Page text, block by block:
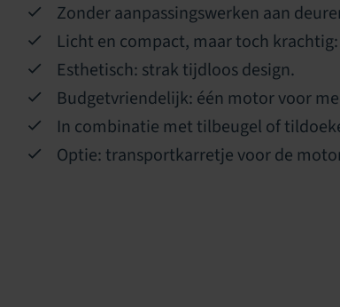
Zonder aanpassingswerken aan
Licht en compact, maar toch
Esthetisch: strak tijdloos design.
Budgetvriendelijk: één motor voor
In combinatie met tilbeugel of
Optie: transportkarretje voor de